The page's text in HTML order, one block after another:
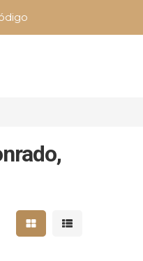
Mostrar resultados
Mostrar